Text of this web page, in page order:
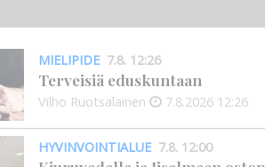
MIELIPIDE 7.8. 12:26
Terveisiä eduskuntaan
Vilho Ruotsalainen 7.8.2026 12:26
HYVINVOINTIALUE 7.8. 12:00